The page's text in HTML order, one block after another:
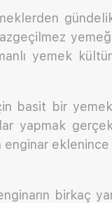
yemek
basit bir
yapmak
birkaç